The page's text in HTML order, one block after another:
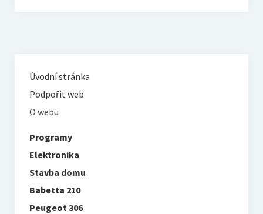
Úvodní stránka
Podpořit web
O webu
Programy
Elektronika
Stavba domu
Babetta 210
Peugeot 306